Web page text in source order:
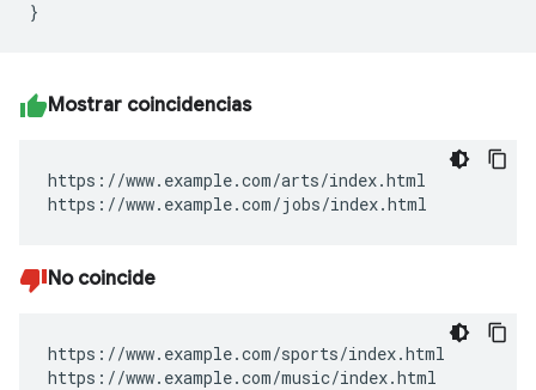
Mostrar coincidencias
https://www.example.com/arts/index.html
https://www.example.com/jobs/index.html
No coincide
https://www.example.com/sports/index.html
https://www.example.com/music/index.html